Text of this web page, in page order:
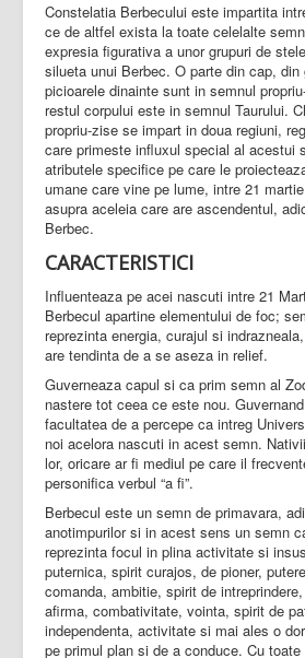
Constelatia Berbecului este impartita
ce de altfel exista la toate celelalte
expresia figurativa a unor grupuri de
silueta unui Berbec. O parte din cap,
picioarele dinainte sunt in semnul
restul corpului este in semnul Taurului.
propriu-zise se impart in doua regiuni,
care primeste influxul special al acestui
atributele specifice pe care le
umane care vine pe lume, intre 21
asupra aceleia care are ascendentul,
Berbec.
CARACTERISTICI
Influenteaza pe acei nascuti intre 21
Berbecul apartine elementului de foc;
reprezinta energia, curajul si
are tendinta de a se aseza in relief.
Guverneaza capul si ca prim semn al
nastere tot ceea ce este nou.
facultatea de a percepe ca intreg
noi acelora nascuti in acest semn.
lor, oricare ar fi mediul pe care il
personifica verbul “a fi”.
Berbecul este un semn de primavara,
anotimpurilor si in acest sens un semn
reprezinta focul in plina activitate si
puternica, spirit curajos, de pioner,
comanda, ambitie, spirit de
afirma, combativitate, vointa, spirit de
independenta, activitate si mai ales o
pe primul plan si de a conduce. Cu